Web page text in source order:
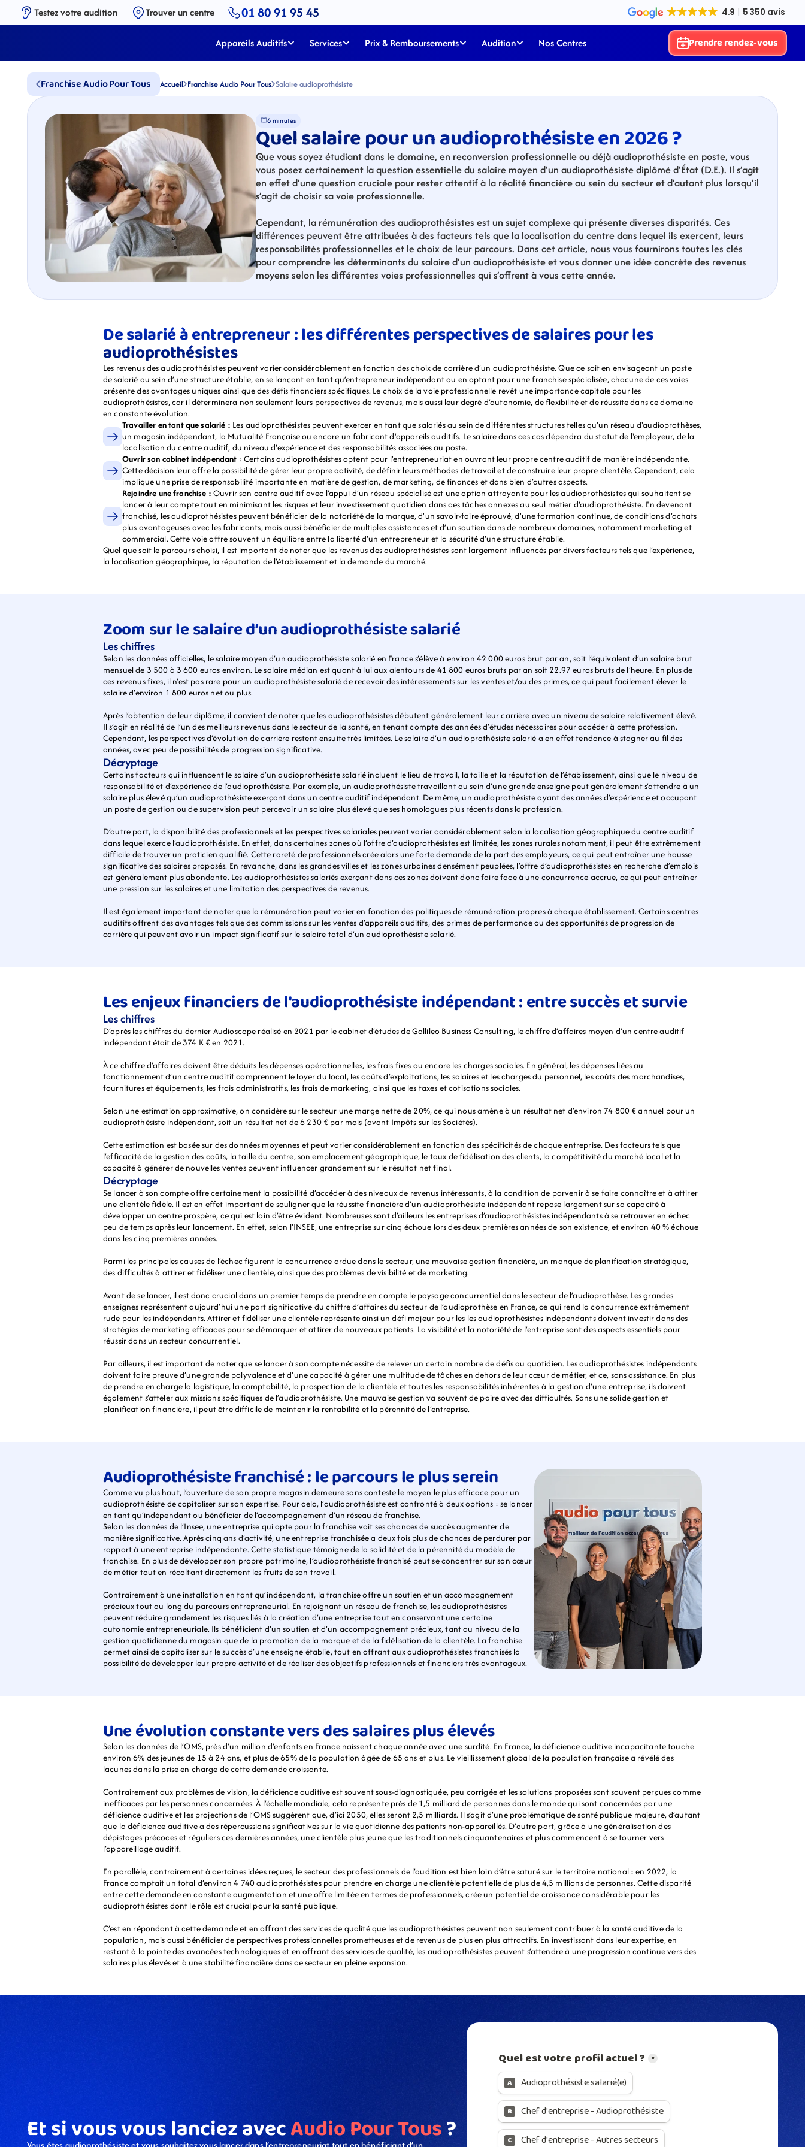
Testez votre audition Trouver un centre 01 80 91 95 45
Appareils Auditifs Services Prix & Remboursements Audition Nos Centres Prendre rendez-vous
Franchise Audio Pour Tous Accueil Franchise Audio Pour Tous Salaire audioprothésiste
6 minutes
Quel salaire pour un audioprothésiste en 2026 ?
Que vous soyez étudiant dans le domaine, en reconversion professionnelle ou déjà audioprothésiste en poste, vous
vous posez certainement la question essentielle du salaire moyen d’un audioprothésiste diplômé d’État (D.E.). Il s’agit
en effet d’une question cruciale pour rester attentif à la réalité financière au sein du secteur et d’autant plus lorsqu’il
s’agit de choisir sa voie professionnelle.
Cependant, la rémunération des audioprothésistes est un sujet complexe qui présente diverses disparités. Ces
différences peuvent être attribuées à des facteurs tels que la localisation du centre dans lequel ils exercent, leurs
responsabilités professionnelles et le choix de leur parcours. Dans cet article, nous vous fournirons toutes les clés
pour comprendre les déterminants du salaire d’un audioprothésiste et vous donner une idée concrète des revenus
moyens selon les différentes voies professionnelles qui s’offrent à vous cette année.
De salarié à entrepreneur : les différentes perspectives de salaires pour les
audioprothésistes
Les revenus des audioprothésistes peuvent varier considérablement en fonction des choix de carrière d’un audioprothésiste. Que ce soit en envisageant un poste
de salarié au sein d’une structure établie, en se lançant en tant qu’entrepreneur indépendant ou en optant pour une franchise spécialisée, chacune de ces voies
présente des avantages uniques ainsi que des défis financiers spécifiques. Le choix de la voie professionnelle revêt une importance capitale pour les
audioprothésistes, car il déterminera non seulement leurs perspectives de revenus, mais aussi leur degré d’autonomie, de flexibilité et de réussite dans ce domaine
en constante évolution.
Travailler en tant que salarié : Les audioprothésistes peuvent exercer en tant que salariés au sein de différentes structures telles qu'un réseau d'audioprothèses,
un magasin indépendant, la Mutualité Française ou encore un fabricant d'appareils auditifs. Le salaire dans ces cas dépendra du statut de l'employeur, de la
localisation du centre auditif, du niveau d'expérience et des responsabilités associées au poste.
Ouvrir son cabinet indépendant : Certains audioprothésistes optent pour l'entrepreneuriat en ouvrant leur propre centre auditif de manière indépendante.
Cette décision leur offre la possibilité de gérer leur propre activité, de définir leurs méthodes de travail et de construire leur propre clientèle. Cependant, cela
implique une prise de responsabilité importante en matière de gestion, de marketing, de finances et dans bien d’autres aspects.
Rejoindre une franchise : Ouvrir son centre auditif avec l’appui d’un réseau spécialisé est une option attrayante pour les audioprothésistes qui souhaitent se
lancer à leur compte tout en minimisant les risques et leur investissement quotidien dans ces tâches annexes au seul métier d'audioprothésiste. En devenant
franchisé, les audioprothésistes peuvent bénéficier de la notoriété de la marque, d'un savoir-faire éprouvé, d'une formation continue, de conditions d’achats
plus avantageuses avec les fabricants, mais aussi bénéficier de multiples assistances et d’un soutien dans de nombreux domaines, notamment marketing et
commercial. Cette voie offre souvent un équilibre entre la liberté d'un entrepreneur et la sécurité d'une structure établie.
Quel que soit le parcours choisi, il est important de noter que les revenus des audioprothésistes sont largement influencés par divers facteurs tels que l’expérience,
la localisation géographique, la réputation de l’établissement et la demande du marché.
Zoom sur le salaire d’un audioprothésiste salarié
Les chiffres
Selon les données officielles, le salaire moyen d’un audioprothésiste salarié en France s’élève à environ 42 000 euros brut par an, soit l’équivalent d’un salaire brut
mensuel de 3 500 à 3 600 euros environ. Le salaire médian est quant à lui aux alentours de 41 800 euros bruts par an soit 22.97 euros bruts de l’heure. En plus de
ces revenus fixes, il n’est pas rare pour un audioprothésiste salarié de recevoir des intéressements sur les ventes et/ou des primes, ce qui peut facilement élever le
salaire d’environ 1 800 euros net ou plus.
Après l’obtention de leur diplôme, il convient de noter que les audioprothésistes débutent généralement leur carrière avec un niveau de salaire relativement élevé.
Il s’agit en réalité de l’un des meilleurs revenus dans le secteur de la santé, en tenant compte des années d’études nécessaires pour accéder à cette profession.
Cependant, les perspectives d’évolution de carrière restent ensuite très limitées. Le salaire d’un audioprothésiste salarié a en effet tendance à stagner au fil des
années, avec peu de possibilités de progression significative.
Décryptage
Certains facteurs qui influencent le salaire d’un audioprothésiste salarié incluent le lieu de travail, la taille et la réputation de l’établissement, ainsi que le niveau de
responsabilité et d’expérience de l’audioprothésiste. Par exemple, un audioprothésiste travaillant au sein d’une grande enseigne peut généralement s’attendre à un
salaire plus élevé qu’un audioprothésiste exerçant dans un centre auditif indépendant. De même, un audioprothésiste ayant des années d’expérience et occupant
un poste de gestion ou de supervision peut percevoir un salaire plus élevé que ses homologues plus récents dans la profession.
D’autre part, la disponibilité des professionnels et les perspectives salariales peuvent varier considérablement selon la localisation géographique du centre auditif
dans lequel exerce l’audioprothésiste. En effet, dans certaines zones où l’offre d’audioprothésistes est limitée, les zones rurales notamment, il peut être extrêmement
difficile de trouver un praticien qualifié. Cette rareté de professionnels crée alors une forte demande de la part des employeurs, ce qui peut entraîner une hausse
significative des salaires proposés. En revanche, dans les grandes villes et les zones urbaines densément peuplées, l’offre d’audioprothésistes en recherche d’emplois
est généralement plus abondante. Les audioprothésistes salariés exerçant dans ces zones doivent donc faire face à une concurrence accrue, ce qui peut entraîner
une pression sur les salaires et une limitation des perspectives de revenus.
Il est également important de noter que la rémunération peut varier en fonction des politiques de rémunération propres à chaque établissement. Certains centres
auditifs offrent des avantages tels que des commissions sur les ventes d’appareils auditifs, des primes de performance ou des opportunités de progression de
carrière qui peuvent avoir un impact significatif sur le salaire total d’un audioprothésiste salarié.
Les enjeux financiers de l'audioprothésiste indépendant : entre succès et survie
Les chiffres
D’après les chiffres du dernier Audioscope réalisé en 2021 par le cabinet d’études de Gallileo Business Consulting, le chiffre d’affaires moyen d’un centre auditif
indépendant était de 374 K € en 2021.
À ce chiffre d’affaires doivent être déduits les dépenses opérationnelles, les frais fixes ou encore les charges sociales. En général, les dépenses liées au
fonctionnement d’un centre auditif comprennent le loyer du local, les coûts d’exploitations, les salaires et les charges du personnel, les coûts des marchandises,
fournitures et équipements, les frais administratifs, les frais de marketing, ainsi que les taxes et cotisations sociales.
Selon une estimation approximative, on considère sur le secteur une marge nette de 20%, ce qui nous amène à un résultat net d’environ 74 800 € annuel pour un
audioprothésiste indépendant, soit un résultat net de 6 230 € par mois (avant Impôts sur les Sociétés).
Cette estimation est basée sur des données moyennes et peut varier considérablement en fonction des spécificités de chaque entreprise. Des facteurs tels que
l’efficacité de la gestion des coûts, la taille du centre, son emplacement géographique, le taux de fidélisation des clients, la compétitivité du marché local et la
capacité à générer de nouvelles ventes peuvent influencer grandement sur le résultat net final.
Décryptage
Se lancer à son compte offre certainement la possibilité d’accéder à des niveaux de revenus intéressants, à la condition de parvenir à se faire connaître et à attirer
une clientèle fidèle. Il est en effet important de souligner que la réussite financière d’un audioprothésiste indépendant repose largement sur sa capacité à
développer un centre prospère, ce qui est loin d’être évident. Nombreuses sont d’ailleurs les entreprises d’audioprothésistes indépendants à se retrouver en échec
peu de temps après leur lancement. En effet, selon l’INSEE, une entreprise sur cinq échoue lors des deux premières années de son existence, et environ 40 % échoue
dans les cinq premières années.
Parmi les principales causes de l’échec figurent la concurrence ardue dans le secteur, une mauvaise gestion financière, un manque de planification stratégique,
des difficultés à attirer et fidéliser une clientèle, ainsi que des problèmes de visibilité et de marketing.
Avant de se lancer, il est donc crucial dans un premier temps de prendre en compte le paysage concurrentiel dans le secteur de l’audioprothèse. Les grandes
enseignes représentent aujourd’hui une part significative du chiffre d’affaires du secteur de l’audioprothèse en France, ce qui rend la concurrence extrêmement
rude pour les indépendants. Attirer et fidéliser une clientèle représente ainsi un défi majeur pour les les audioprothésistes indépendants doivent investir dans des
stratégies de marketing efficaces pour se démarquer et attirer de nouveaux patients. La visibilité et la notoriété de l’entreprise sont des aspects essentiels pour
réussir dans un secteur concurrentiel.
Par ailleurs, il est important de noter que se lancer à son compte nécessite de relever un certain nombre de défis au quotidien. Les audioprothésistes indépendants
doivent faire preuve d’une grande polyvalence et d’une capacité à gérer une multitude de tâches en dehors de leur cœur de métier, et ce, sans assistance. En plus
de prendre en charge la logistique, la comptabilité, la prospection de la clientèle et toutes les responsabilités inhérentes à la gestion d’une entreprise, ils doivent
également s’atteler aux missions spécifiques de l’audioprothésiste. Une mauvaise gestion va souvent de paire avec des difficultés. Sans une solide gestion et
planification financière, il peut être difficile de maintenir la rentabilité et la pérennité de l’entreprise.
Audioprothésiste franchisé : le parcours le plus serein
Comme vu plus haut, l’ouverture de son propre magasin demeure sans conteste le moyen le plus efficace pour un
audioprothésiste de capitaliser sur son expertise. Pour cela, l’audioprothésiste est confronté à deux options : se lancer
en tant qu’indépendant ou bénéficier de l’accompagnement d’un réseau de franchise.
Selon les données de l’Insee, une entreprise qui opte pour la franchise voit ses chances de succès augmenter de
manière significative. Après cinq ans d’activité, une entreprise franchisée a deux fois plus de chances de perdurer par
rapport à une entreprise indépendante. Cette statistique témoigne de la solidité et de la pérennité du modèle de
franchise. En plus de développer son propre patrimoine, l’audioprothésiste franchisé peut se concentrer sur son cœur
de métier tout en récoltant directement les fruits de son travail.
Contrairement à une installation en tant qu’indépendant, la franchise offre un soutien et un accompagnement
précieux tout au long du parcours entrepreneurial. En rejoignant un réseau de franchise, les audioprothésistes
peuvent réduire grandement les risques liés à la création d’une entreprise tout en conservant une certaine
autonomie entrepreneuriale. Ils bénéficient d’un soutien et d’un accompagnement précieux, tant au niveau de la
gestion quotidienne du magasin que de la promotion de la marque et de la fidélisation de la clientèle. La franchise
permet ainsi de capitaliser sur le succès d’une enseigne établie, tout en offrant aux audioprothésistes franchisés la
possibilité de développer leur propre activité et de réaliser des objectifs professionnels et financiers très avantageux.
Une évolution constante vers des salaires plus élevés
Selon les données de l’OMS, près d’un million d’enfants en France naissent chaque année avec une surdité. En France, la déficience auditive incapacitante touche
environ 6% des jeunes de 15 à 24 ans, et plus de 65% de la population âgée de 65 ans et plus. Le vieillissement global de la population française a révélé des
lacunes dans la prise en charge de cette demande croissante.
Contrairement aux problèmes de vision, la déficience auditive est souvent sous-diagnostiquée, peu corrigée et les solutions proposées sont souvent perçues comme
inefficaces par les personnes concernées. À l’échelle mondiale, cela représente près de 1,5 milliard de personnes dans le monde qui sont concernées par une
déficience auditive et les projections de l’OMS suggèrent que, d’ici 2050, elles seront 2,5 milliards. Il s’agit d’une problématique de santé publique majeure, d’autant
que la déficience auditive a des répercussions significatives sur la vie quotidienne des patients non-appareillés. D’autre part, grâce à une généralisation des
dépistages précoces et réguliers ces dernières années, une clientèle plus jeune que les traditionnels cinquantenaires et plus commencent à se tourner vers
l’appareillage auditif.
En parallèle, contrairement à certaines idées reçues, le secteur des professionnels de l’audition est bien loin d’être saturé sur le territoire national : en 2022, la
France comptait un total d’environ 4 740 audioprothésistes pour prendre en charge une clientèle potentielle de plus de 4,5 millions de personnes. Cette disparité
entre cette demande en constante augmentation et une offre limitée en termes de professionnels, crée un potentiel de croissance considérable pour les
audioprothésistes dont le rôle est crucial pour la santé publique.
C’est en répondant à cette demande et en offrant des services de qualité que les audioprothésistes peuvent non seulement contribuer à la santé auditive de la
population, mais aussi bénéficier de perspectives professionnelles prometteuses et de revenus de plus en plus attractifs. En investissant dans leur expertise, en
restant à la pointe des avancées technologiques et en offrant des services de qualité, les audioprothésistes peuvent s’attendre à une progression continue vers des
salaires plus élevés et à une stabilité financière dans ce secteur en pleine expansion.
Et si vous vous lanciez avec Audio Pour Tous ?​